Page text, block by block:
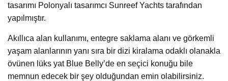
tasarımı Polonyalı tasarımcı Sunreef Yachts tarafından
yapılmıştır.
Akıllıca alan kullanımı, entegre saklama alanı ve görkemli
yaşam alanlarının yanı sıra bir dizi kiralama odaklı olanakla
övünen lüks yat Blue Belly’de en seçici konuğu bile
memnun edecek bir şey olduğundan emin olabilirsiniz.